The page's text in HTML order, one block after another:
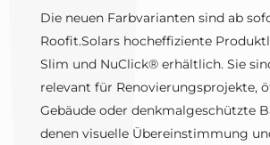
Die neuen Farbvarianten sind ab
Roofit.Solars hocheffiziente
Slim und NuClick® erhältlich. Sie
relevant für Renovierungsprojekte,
Gebäude oder denkmalgeschützte
denen visuelle Übereinstimmung